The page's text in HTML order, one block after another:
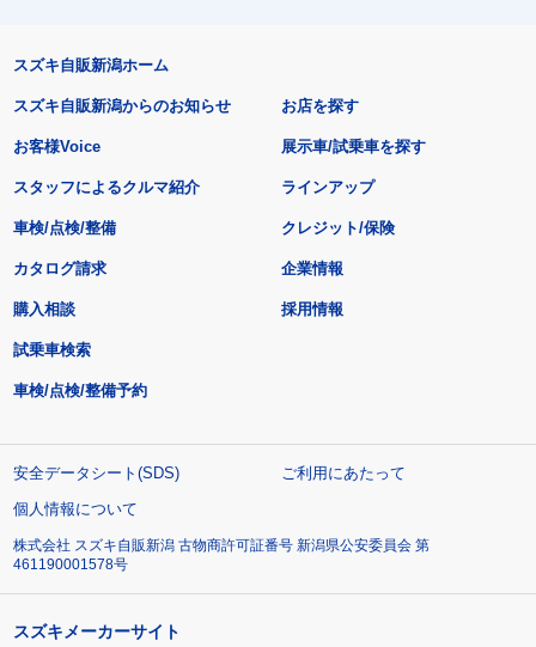
スズキ自販新潟ホーム
スズキ自販新潟からのお知らせ
お客様Voice
スタッフによるクルマ紹介
お店を探す
展示車/試乗車を探す
ラインアップ
車検/点検/整備 クレジット/保険
カタログ請求
購入相談
試乗車検索
車検/点検/整備予約
企業情報
採用情報
安全データシート(SDS)
ご利用にあたって
個人情報について
株式会社 スズキ自販新潟 古物商許可証番号 新潟県公安委員会 第
461190001578号
スズキメーカーサイト